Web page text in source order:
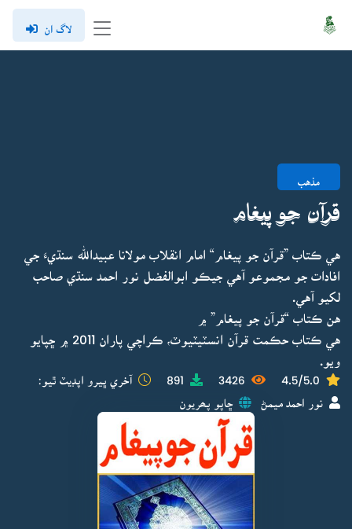
لاگ ان
مذهب
قرآن جو پيغام
هي ڪتاب ”قرآن جو پيغام“ امام انقلاب مولانا عبيدالله سنڌيءَ جي
افادات جو مجموعو آهي جيڪو ابوالفضل نور احمد سنڌي صاحب
لکيو آهي.
هن ڪتاب “قرآن جو پيغام” ۾
هي ڪتاب حڪمت قرآن انسٽيٽيوٽ، ڪراچي پاران 2011 ۾ ڇپايو
4.5/5.0
3426
891 آخري ڀيرو اپڊيٽ ٿيو:
نور احمد ميمڻ ڇاپو پھريون